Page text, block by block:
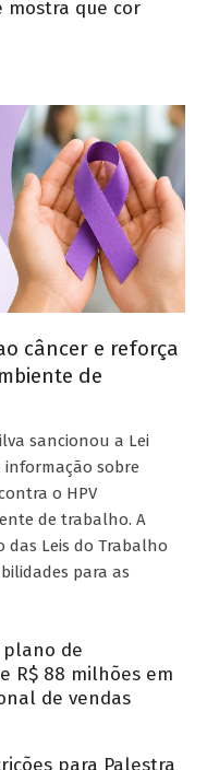
mostra que cor
câncer e reforça
de
sancionou a Lei
informação sobre
o HPV
de trabalho. A
das Leis do Trabalho
para as
plano de
R$ 88 milhões em
de vendas